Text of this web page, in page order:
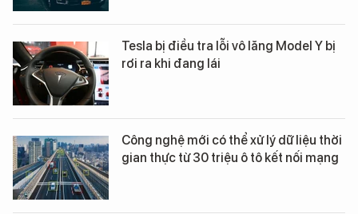
Tesla bị điều tra lỗi vô lăng Model Y bị
rơi ra khi đang lái
Công nghệ mới có thể xử lý dữ liệu thời
gian thực từ 30 triệu ô tô kết nối mạng